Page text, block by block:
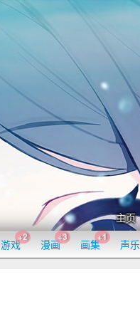
主页
游戏
+2
漫画
+3
画集
+1
声乐